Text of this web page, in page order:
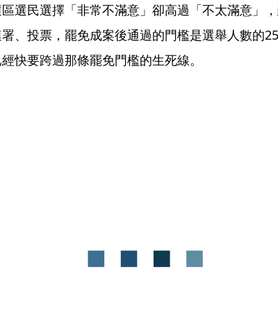
選民選擇「非常不滿意」卻高過「不太滿意」
、投票，罷免成案後通過的門檻是選舉人數的
快要跨過那條罷免門檻的生死線。